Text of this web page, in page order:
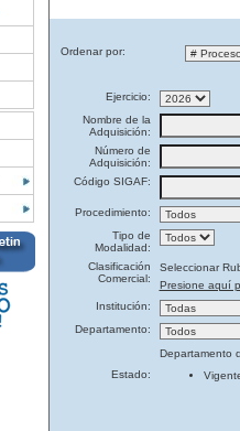
Ordenar por:
Ejercicio:
Nombre de la
Adquisición:
Número de
Adquisición:
Código SIGAF:
Procedimiento:
Tipo de
Modalidad:
Clasificación
Comercial:
Seleccionar
Presione aquí
Institución:
Departamento:
Departamento
Estado: